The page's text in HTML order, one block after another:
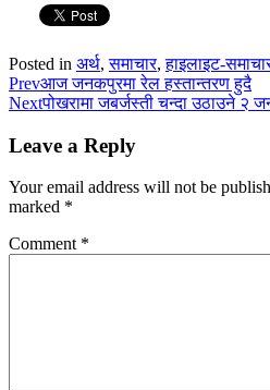
Posted in अर्थ,समाचार,हाइलाइट-
Prevआज जनकपुरमा रेल हस्तान्तरण हुदै
Nextपोखरामा जबर्जस्ती चन्दा उठाउने २
Leave a Reply
Your email address will not be
marked *
Comment *